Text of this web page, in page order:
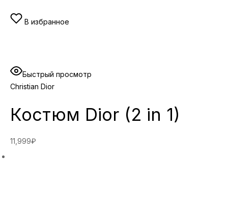
В избранное
Быстрый просмотр
Christian Dior
Костюм Dior (2 in 1)
11,999₽